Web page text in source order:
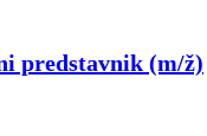
predstavnik (m/ž)